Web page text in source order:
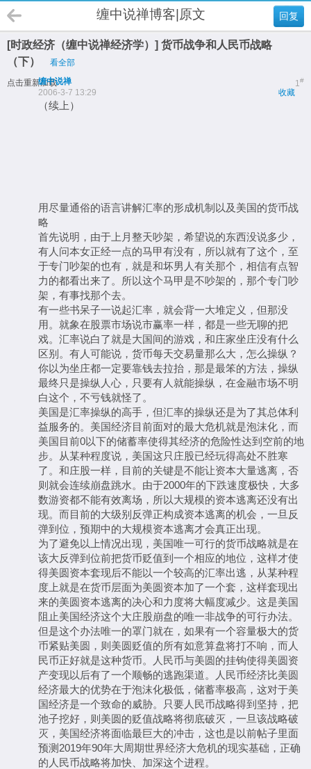
回复
缠中说禅博客|原文
[时政经济（缠中说禅经济学）] 货币战争和人民币战略
（下）
看全部
点击重新加载 1#
缠中说禅
收藏
2006-3-7 13:29
（续上）
用尽量通俗的语言讲解汇率的形成机制以及美国的货币战
略
首先说明，由于上月整天吵架，希望说的东西没说多少，
有人问本女正经一点的马甲有没有，所以就有了这个，至
于专门吵架的也有，就是和坏男人有关那个，相信有点智
力的都看出来了。所以这个马甲是不吵架的，那个专门吵
架，有事找那个去。
有一些书呆子一说起汇率，就会背一大堆定义，但那没
用。就象在股票市场说市赢率一样，都是一些无聊的把
戏。汇率说白了就是大国间的游戏，和庄家坐庄没有什么
区别。有人可能说，货币每天交易量那么大，怎么操纵？
你以为坐庄都一定要靠钱去拉抬，那是最笨的方法，操纵
最终只是操纵人心，只要有人就能操纵，在金融市场不明
白这个，不亏钱就怪了。
美国是汇率操纵的高手，但汇率的操纵还是为了其总体利
益服务的。美国经济目前面对的最大危机就是泡沫化，而
美国目前0以下的储蓄率使得其经济的危险性达到空前的地
步。从某种程度说，美国这只庄股已经玩得高处不胜寒
了。和庄股一样，目前的关键是不能让资本大量逃离，否
则就会连续崩盘跳水。由于2000年的下跌速度极快，大多
数游资都不能有效离场，所以大规模的资本逃离还没有出
现。而目前的大级别反弹正构成资本逃离的机会，一旦反
弹到位，预期中的大规模资本逃离才会真正出现。
为了避免以上情况出现，美国唯一可行的货币战略就是在
该大反弹到位前把货币贬值到一个相应的地位，这样才使
得美圆资本套现后不能以一个较高的汇率出逃，从某种程
度上就是在货币层面为美圆资本加了一个套，这样套现出
来的美圆资本逃离的决心和力度将大幅度减少。这是美国
阻止美国经济这个大庄股崩盘的唯一非战争的可行办法。
但是这个办法唯一的罩门就在，如果有一个容量极大的货
币紧贴美圆，则美圆贬值的所有如意算盘将打不响，而人
民币正好就是这种货币。人民币与美圆的挂钩使得美圆资
产变现以后有了一个顺畅的逃跑渠道。人民币经济比美圆
经济最大的优势在于泡沫化极低，储蓄率极高，这对于美
国经济是一个致命的威胁。只要人民币战略得到坚持，把
池子挖好，则美圆的贬值战略将彻底破灭，一旦该战略破
灭，美国经济将面临最巨大的冲击，这也是以前帖子里面
预测2019年90年大周期世界经济大危机的现实基础，正确
的人民币战略将加快、加深这个进程。